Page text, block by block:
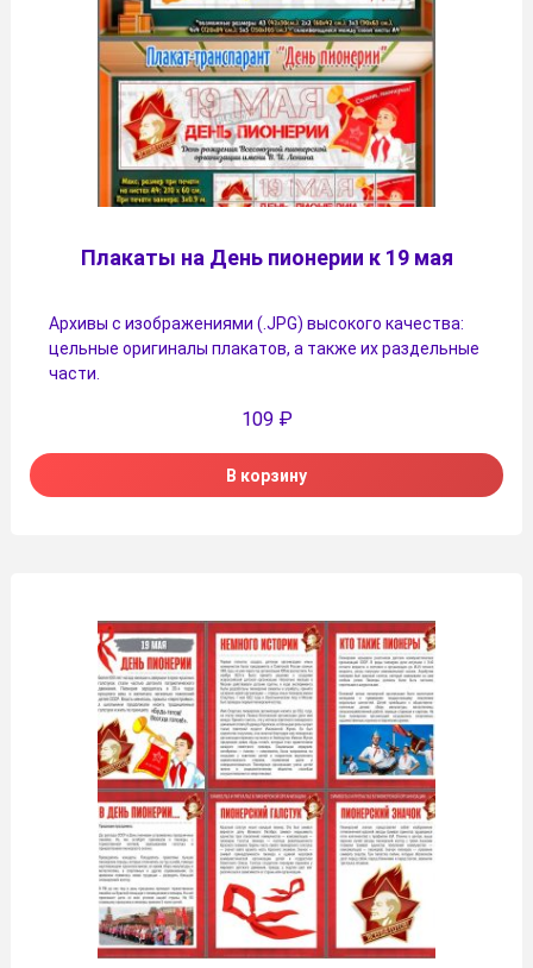
Плакаты на День пионерии к 19 мая
Архивы с изображениями (.JPG) высокого качества:
цельные оригиналы плакатов, а также их раздельные
части.
109 ₽
В корзину